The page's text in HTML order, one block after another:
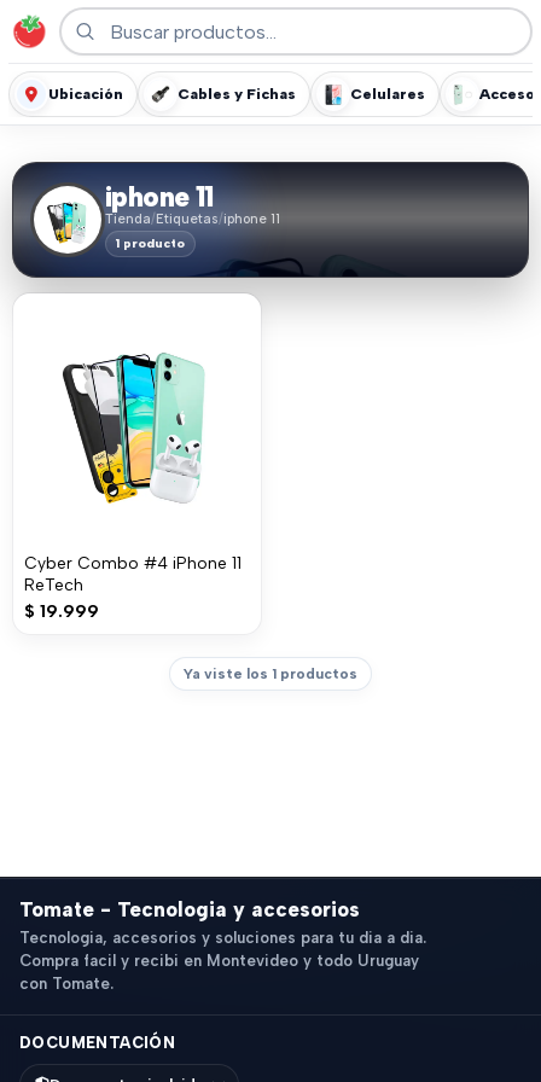
Ubicación Cables y Fichas Celulares
iphone 11
Tienda/Etiquetas/iphone 11
1 producto
Cyber Combo #4 iPhone 11
ReTech
$ 19.999
Ya viste los 1 productos
Tomate - Tecnologia y accesorios
Tecnologia, accesorios y soluciones para tu dia a dia.
Compra facil y recibi en Montevideo y todo Uruguay
con Tomate.
DOCUMENTACIÓN